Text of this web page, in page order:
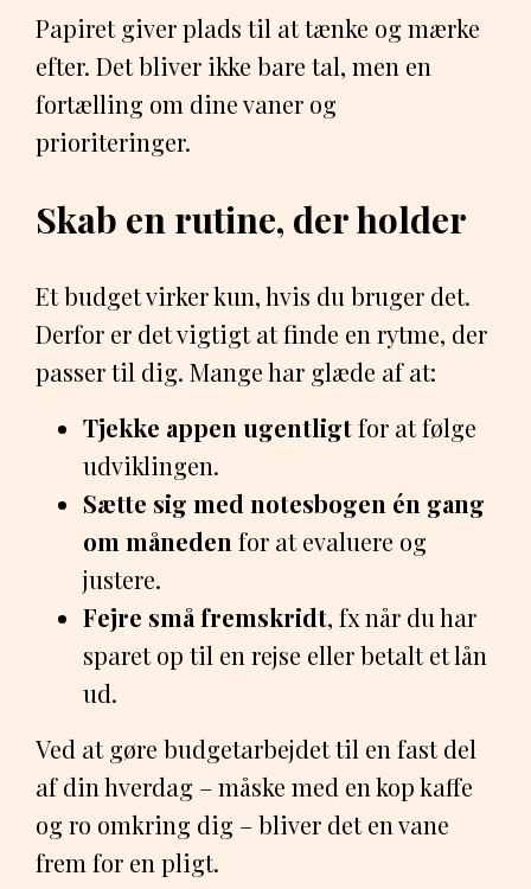
Papiret giver plads til at tænke og mærke
efter. Det bliver ikke bare tal, men en
fortælling om dine vaner og
prioriteringer.
Skab en rutine, der holder
Et budget virker kun, hvis du bruger det.
Derfor er det vigtigt at finde en rytme, der
passer til dig. Mange har glæde af at:
Tjekke appen ugentligtfor at følge
udviklingen.
Sætte sig med notesbogen én gang
om måneden for at evaluere og
justere.
Fejre små fremskridt, fx når du har
sparet op til en rejse eller betalt et lån
ud.
Ved at gøre budgetarbejdet til en fast del
af din hverdag – måske med en kop kaffe
og ro omkring dig – bliver det en vane
frem for en pligt.